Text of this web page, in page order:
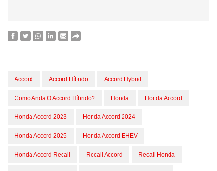
Accord Accord Híbrido Accord Hybrid
Como Anda O Accord Híbrido? Honda Honda Accord
Honda Accord 2023 Honda Accord 2024
Honda Accord 2025 Honda Accord EHEV
Honda Accord Recall Recall Accord Recall Honda